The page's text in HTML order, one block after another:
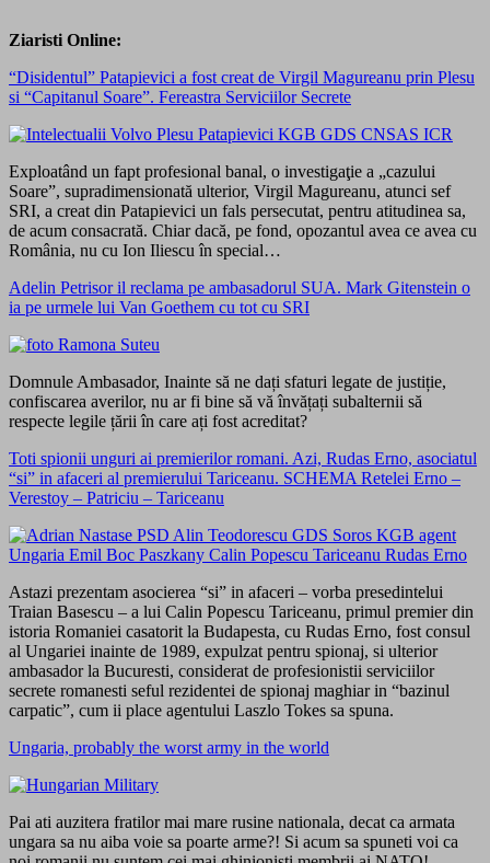
Ziaristi Online:
“Disidentul” Patapievici a fost creat de Virgil Magureanu prin Plesu
si “Capitanul Soare”. Fereastra Serviciilor Secrete
Exploatând un fapt profesional banal, o investigaţie a „cazului
Soare”, supradimensionată ulterior, Virgil Magureanu, atunci sef
SRI, a creat din Patapievici un fals persecutat, pentru atitudinea sa,
de acum consacrată. Chiar dacă, pe fond, opozantul avea ce avea cu
România, nu cu Ion Iliescu în special…
Adelin Petrisor il reclama pe ambasadorul SUA. Mark Gitenstein o
ia pe urmele lui Van Goethem cu tot cu SRI
Domnule Ambasador, Inainte să ne dați sfaturi legate de justiție,
confiscarea averilor, nu ar fi bine să vă învățați subalternii să
respecte legile țării în care ați fost acreditat?
Toti spionii unguri ai premierilor romani. Azi, Rudas Erno, asociatul
“si” in afaceri al premierului Tariceanu. SCHEMA Retelei Erno –
Verestoy – Patriciu – Tariceanu
Astazi prezentam asocierea “si” in afaceri – vorba presedintelui
Traian Basescu – a lui Calin Popescu Tariceanu, primul premier din
istoria Romaniei casatorit la Budapesta, cu Rudas Erno, fost consul
al Ungariei inainte de 1989, expulzat pentru spionaj, si ulterior
ambasador la Bucuresti, considerat de profesionistii serviciilor
secrete romanesti seful rezidentei de spionaj maghiar in “bazinul
carpatic”, cum ii place agentului Laszlo Tokes sa spuna.
Ungaria, probably the worst army in the world
Pai ati auzitera fratilor mai mare rusine nationala, decat ca armata
ungara sa nu aiba voie sa poarte arme?! Si acum sa spuneti voi ca